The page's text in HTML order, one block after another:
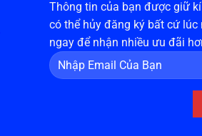
Thông tin của bạn được giữ
có thể hủy đăng ký bất cứ lúc
ngay để nhận nhiều ưu đãi